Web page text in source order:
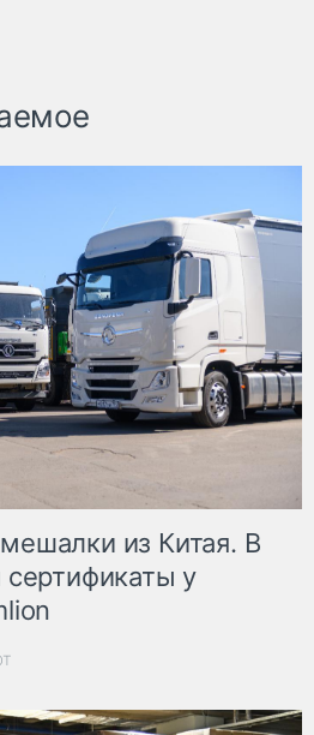
из Китая. В
сертификаты у